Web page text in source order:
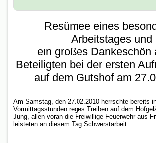
Resümee eines
Arbeitstages und
ein großes Dankeschön
Beteiligten bei der ersten
auf dem Gutshof am
Am Samstag, den 27.02.2010 herrschte bereits
Vormittagsstunden reges Treiben auf dem
Jung, allen voran die Freiwillige Feuerwehr aus
leisteten an diesem Tag Schwerstarbeit.